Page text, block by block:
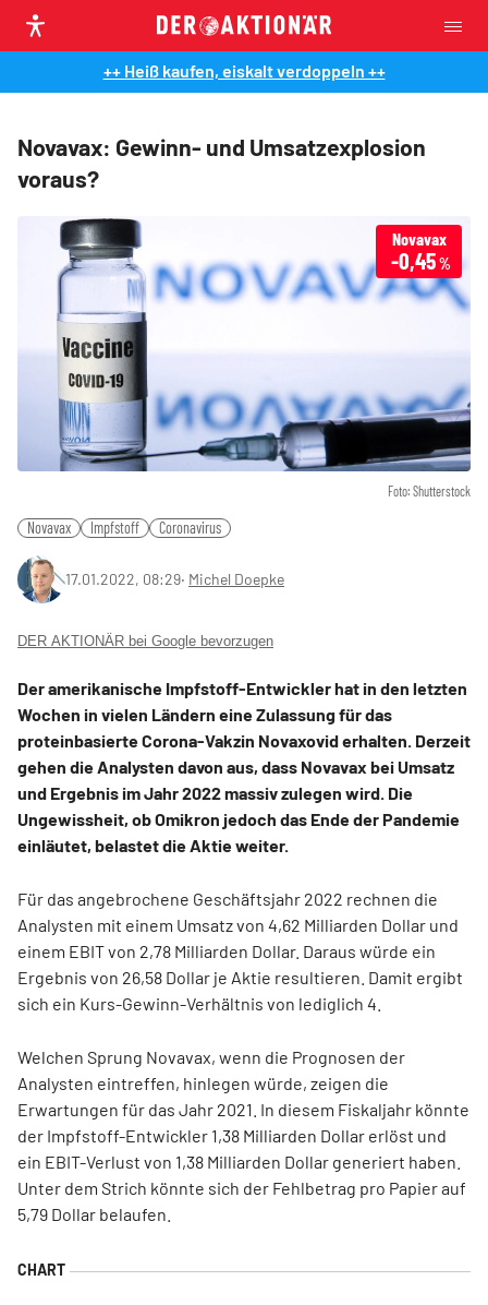
++ Heiß kaufen, eiskalt verdoppeln ++
Novavax: Gewinn- und Umsatzexplosion
voraus?
Foto: Shutterstock
Novavax
-0,45%
Novavax Impfstoff Coronavirus
17.01.2022, 08:29‧ Michel Doepke
DER AKTIONÄR bei Google bevorzugen
Der amerikanische Impfstoff-Entwickler hat in den letzten
Wochen in vielen Ländern eine Zulassung für das
proteinbasierte Corona-Vakzin Novaxovid erhalten. Derzeit
gehen die Analysten davon aus, dass Novavax bei Umsatz
und Ergebnis im Jahr 2022 massiv zulegen wird. Die
Ungewissheit, ob Omikron jedoch das Ende der Pandemie
einläutet, belastet die Aktie weiter.
Für das angebrochene Geschäftsjahr 2022 rechnen die
Analysten mit einem Umsatz von 4,62 Milliarden Dollar und
einem EBIT von 2,78 Milliarden Dollar. Daraus würde ein
Ergebnis von 26,58 Dollar je Aktie resultieren. Damit ergibt
sich ein Kurs-Gewinn-Verhältnis von lediglich 4.
Welchen Sprung Novavax, wenn die Prognosen der
Analysten eintreffen, hinlegen würde, zeigen die
Erwartungen für das Jahr 2021. In diesem Fiskaljahr könnte
der Impfstoff-Entwickler 1,38 Milliarden Dollar erlöst und
ein EBIT-Verlust von 1,38 Milliarden Dollar generiert haben.
Unter dem Strich könnte sich der Fehlbetrag pro Papier auf
5,79 Dollar belaufen.